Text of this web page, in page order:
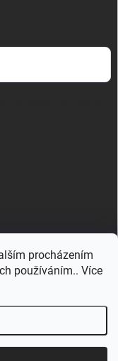
procházením
používáním.. Více
vyhrazena.Upravit